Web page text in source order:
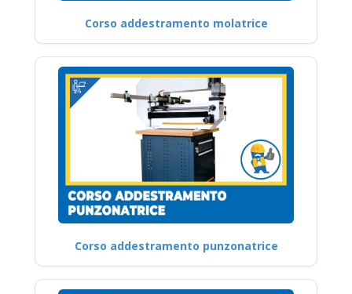
Corso addestramento molatrice
Corso addestramento punzonatrice